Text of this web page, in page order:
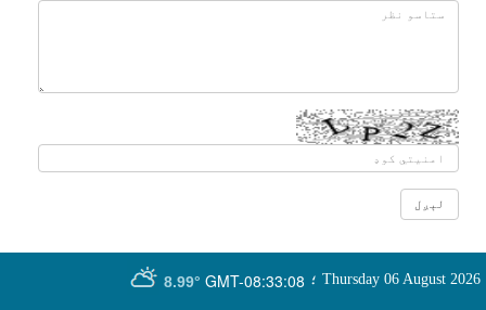
GMT-08:33:08
8.99° Thursday 06 August 2026 ؛